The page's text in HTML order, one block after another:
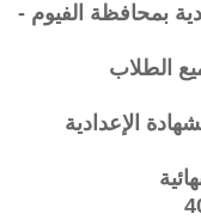
بمحافظة الفيوم -
الطلاب
الإعدادية